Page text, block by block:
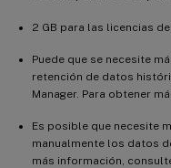
2 GB para las licencias
Puede que se necesite
retención de datos
Manager. Para obtener
Es posible que necesite
manualmente los datos
más información,